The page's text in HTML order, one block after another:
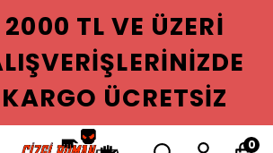
TL VE ÜZERI
ÜCRETSIZ
0